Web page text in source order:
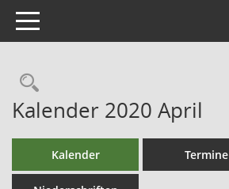
Toggle navigation
Kalender 2020 April
Kalender Termine